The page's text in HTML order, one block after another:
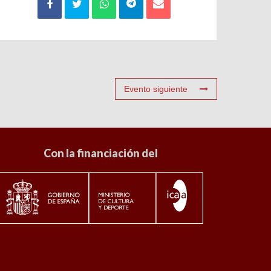
Evento siguiente
Con la financiación del